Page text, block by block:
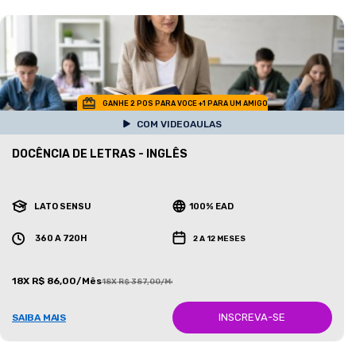
GANHE 2 POS PARA VOCE +1 PARA UM AMIGO
COM VIDEOAULAS
DOCÊNCIA DE LETRAS - INGLÊS
LATO SENSU 100% EAD
360 A 720H 2 A 12 MESES
18X R$ 86,00/Mês18X R$ 387,00/Mês
SAIBA MAIS INSCREVA-SE